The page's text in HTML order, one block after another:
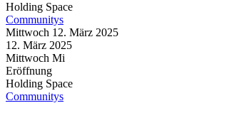
Holding Space
Communitys
Mittwoch 12. März 2025
12. März 2025
Mittwoch Mi
Eröffnung
Holding Space
Communitys